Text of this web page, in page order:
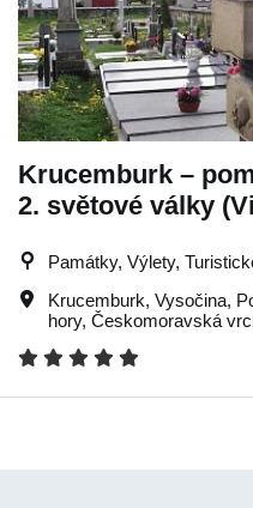
Krucemburk –
2. světové války
Památky, Výlety,
Krucemburk, Vysočina,
hory, Českomoravská